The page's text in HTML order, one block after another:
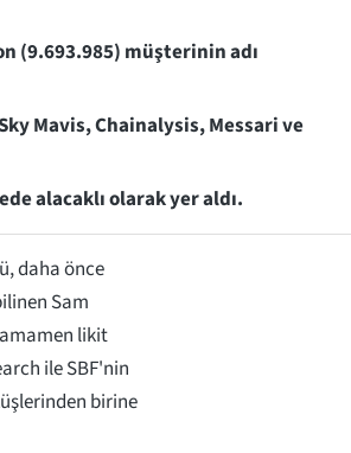
(9.693.985) müşterinin adı
Mavis, Chainalysis, Messari ve
alacaklı olarak yer aldı.
daha önce
Sam
likit
ile SBF'nin
birine